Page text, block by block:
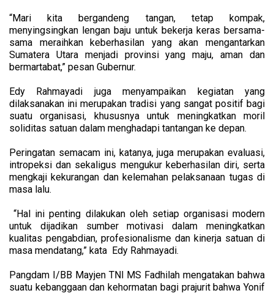
“Mari kita bergandeng tangan, tetap kompak,
menyingsingkan lengan baju untuk bekerja keras bersama-
sama meraihkan keberhasilan yang akan mengantarkan
Sumatera Utara menjadi provinsi yang maju, aman dan
bermartabat,” pesan Gubernur.
Edy Rahmayadi juga menyampaikan kegiatan yang
dilaksanakan ini merupakan tradisi yang sangat positif bagi
suatu organisasi, khususnya untuk meningkatkan moril
soliditas satuan dalam menghadapi tantangan ke depan.
Peringatan semacam ini, katanya, juga merupakan evaluasi,
intropeksi dan sekaligus mengukur keberhasilan diri, serta
mengkaji kekurangan dan kelemahan pelaksanaan tugas di
masa lalu.
“Hal ini penting dilakukan oleh setiap organisasi modern
untuk dijadikan sumber motivasi dalam meningkatkan
kualitas pengabdian, profesionalisme dan kinerja satuan di
masa mendatang,” kata Edy Rahmayadi.
Pangdam I/BB Mayjen TNI MS Fadhilah mengatakan bahwa
suatu kebanggaan dan kehormatan bagi prajurit bahwa Yonif